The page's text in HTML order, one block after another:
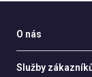
O nás
Služby